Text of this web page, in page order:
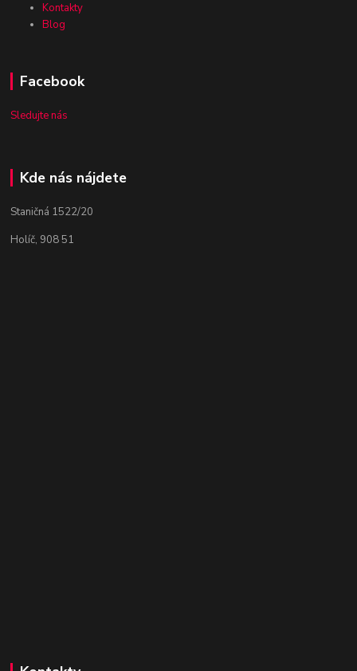
Kontakty
Blog
Facebook
Sledujte nás
Kde nás nájdete
Staničná 1522/20
Holíč, 908 51